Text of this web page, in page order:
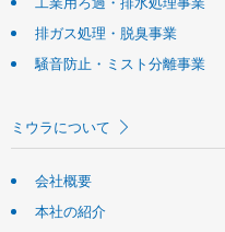
排ガス処理・脱臭事業
騒音防止・ミスト分離事業
ミウラについて
会社概要
本社の紹介